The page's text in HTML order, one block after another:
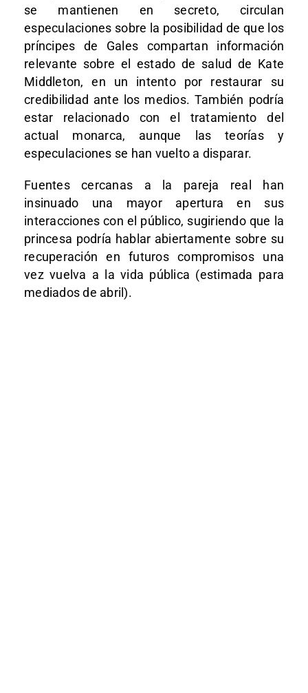
se mantienen en secreto, circulan
especulaciones sobre la posibilidad de que los
príncipes de Gales compartan información
relevante sobre el estado de salud de Kate
Middleton, en un intento por restaurar su
credibilidad ante los medios. También podría
estar relacionado con el tratamiento del
actual monarca, aunque las teorías y
especulaciones se han vuelto a disparar.
Fuentes cercanas a la pareja real han
insinuado una mayor apertura en sus
interacciones con el público, sugiriendo que la
princesa podría hablar abiertamente sobre su
recuperación en futuros compromisos una
vez vuelva a la vida pública (estimada para
mediados de abril).